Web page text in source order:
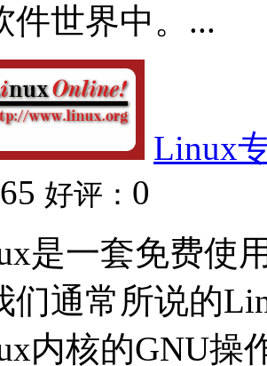
件世界中。...
Linux
65 好评： 0
是一套免费使
们通常所说的
内核的GNU操